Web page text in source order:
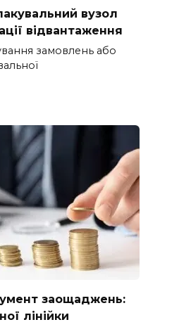
вузол
відвантаження
замовлень або
заощаджень:
лінійки